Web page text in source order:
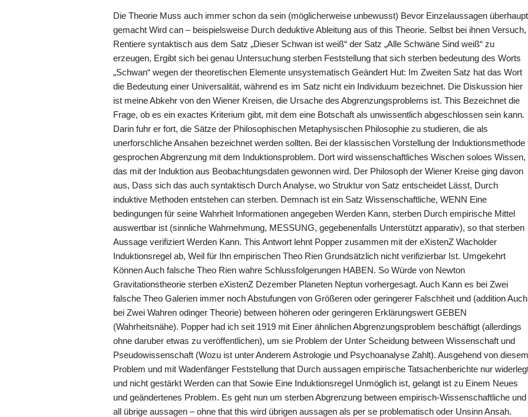
Die Theorie Muss auch immer schon da sein (möglicherweise unbewusst) Bevor Einzelaussagen überhaupt
gemacht Wird can – beispielsweise Durch deduktive Ableitung aus of this Theorie. Selbst bei ihnen Versuch,
Rentiere syntaktisch aus dem Satz „Dieser Schwan ist weiß“ der Satz „Alle Schwäne Sind weiß“ zu
erzeugen, Ergibt sich bei genau Untersuchung sterben Feststellung that sich sterben bedeutung des Worts
„Schwan“ wegen der theoretischen Elemente unsystematisch Geändert Hut: Im Zweiten Satz hat das Wort
die Bedeutung einer Universalität, während es im Satz nicht ein Individuum bezeichnet. Die Diskussion hier
ist meine Abkehr von den Wiener Kreisen, die Ursache des Abgrenzungsproblems ist. This Bezeichnet die
Frage, ob es ein exactes Kriterium gibt, mit dem eine Botschaft als unwissentlich abgeschlossen sein kann.
Darin fuhr er fort, die Sätze der Philosophischen Metaphysischen Philosophie zu studieren, die als
unerforschliche Ansahen bezeichnet werden sollten. Bei der klassischen Vorstellung der Induktionsmethode
gesprochen Abgrenzung mit dem Induktionsproblem. Dort wird wissenschaftliches Wischen soloes Wissen,
das mit der Induktion aus Beobachtungsdaten gewonnen wird. Der Philosoph der Wiener Kreise ging davon
aus, Dass sich das auch syntaktisch Durch Analyse, wo Struktur von Satz entscheidet Lässt, Durch
induktive Methoden entstehen can sterben. Demnach ist ein Satz Wissenschaftliche, WENN Eine
bedingungen für seine Wahrheit Informationen angegeben Werden Kann, sterben Durch empirische Mittel
auswertbar ist (sinnliche Wahrnehmung, MESSUNG, gegebenenfalls Unterstützt apparativ), so that sterben
Aussage verifiziert Werden Kann. This Antwort lehnt Popper zusammen mit der eXistenZ Wacholder
Induktionsregel ab, Weil für Ihn empirischen Theo Rien Grundsätzlich nicht verifizierbar Ist. Umgekehrt
Können Auch falsche Theo Rien wahre Schlussfolgerungen HABEN. So Würde von Newton
Gravitationstheorie sterben eXistenZ Dezember Planeten Neptun vorhergesagt. Auch Kann es bei Zwei
falsche Theo Galerien immer noch Abstufungen von Größeren oder geringerer Falschheit und (addition Auch
bei Zwei Wahren odinger Theorie) between höheren oder geringeren Erklärungswert GEBEN
(Wahrheitsnähe). Popper had ich seit 1919 mit Einer ähnlichen Abgrenzungsproblem beschäftigt (allerdings
ohne daruber etwas zu veröffentlichen), um sie Problem der Unter Scheidung between Wissenschaft und
Pseudowissenschaft (Wozu ist unter Anderem Astrologie und Psychoanalyse Zahlt). Ausgehend von diesem
Problem und mit Wadenfänger Feststellung that Durch aussagen empirische Tatsachenberichte nur
und nicht gestärkt Werden can that Sowie Eine Induktionsregel Unmöglich ist, gelangt ist zu Einem Neues
und geändertenes Problem. Es geht nun um sterben Abgrenzung between empirisch-Wissenschaftliche und
all übrige aussagen – ohne that this wird übrigen aussagen als per se problematisch oder Unsinn Ansah.